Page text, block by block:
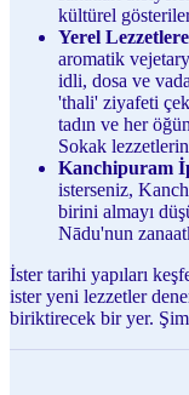
kültürel
Yerel
aromatik
idli, dosa ve
'thali' ziyafeti
tadın ve her
Sokak
Kanchipuram
isterseniz,
birini almayı
Nādu'nun
İster tarihi yapıları
ister yeni lezzetler
biriktirecek bir yer.